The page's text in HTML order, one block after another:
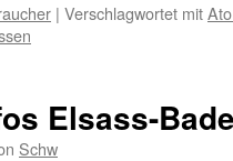
| Verschlagwortet mit
Elsass-
Schw